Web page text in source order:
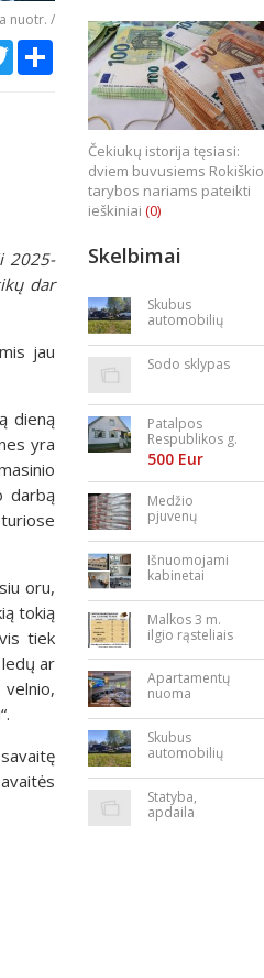
nuotr. /
TwitterShare
2025-
dar
jau
dieną
yra
darbą
oru,
tokią
tiek
ar
Čekiukų istorija tęsiasi:
dviem buvusiems Rokiškio
tarybos nariams pateikti
ieškiniai (0)
Skelbimai
Skubus
automobilių
Sodo sklypas
Patalpos
Respublikos g.
23
500 Eur
Medžio
pjuvenų
briketai
Išnuomojami
kabinetai
bės aikštėje
Malkos 3 m.
ilgio rąsteliais
Apartamentų
nuoma
Skubus
automobilių
Statyba,
apdaila